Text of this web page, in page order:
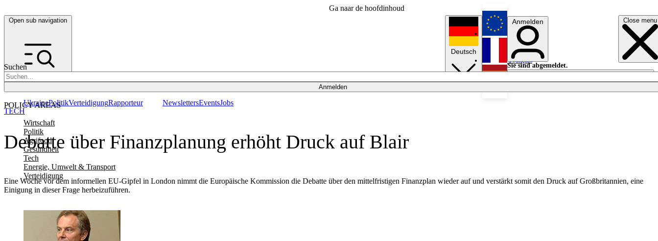
Ga naar de hoofdinhoud
Open sub navigation Close menu
Suchen
Anmelden
POLICY AREAS
Wirtschaft
Politik
Agrifood
Gesundheit
Tech
Energie, Umwelt & Transport
Verteidigung
UkrainePolitikVerteidigungRapporteur NewslettersEventsJobs
Deutsch
English
Français
Anmelden
Sie sind abgemeldet.
Anmelden
Licht aus
Debatte über Finanzplanung erhöht Druck auf Blair
Eine Woche vor dem informellen EU-Gipfel in London nimmt die Europäische Kommission die Debatte über den mittelfristigen Finanzplan wieder auf und verstärkt somit den Druck auf Großbritannien, eine
Einigung in dieser Frage herbeizuführen.
TECH